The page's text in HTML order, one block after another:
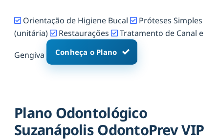
Orientação de Higiene Bucal
Próteses Simples
(unitária)
Restaurações Tratamento de Canal e
Gengiva Conheça o Plano
Plano Odontológico
Suzanápolis OdontoPrev VIP